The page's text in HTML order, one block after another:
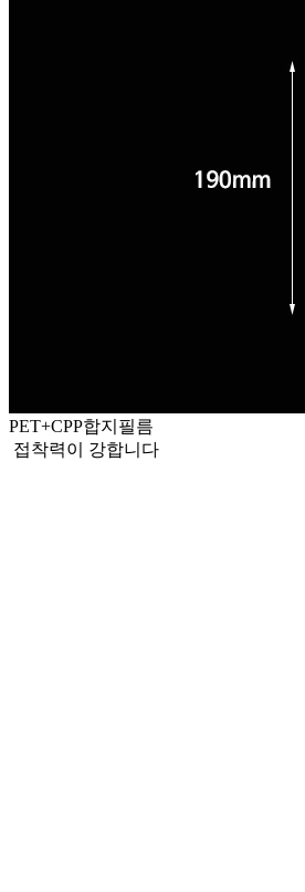
PET+CPP합지필름
접착력이 강합니다